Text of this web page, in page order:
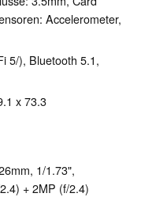
Accelerometer,
5/), Bluetooth 5.1,
x 73.3
1/1.73",
+ 2MP (f/2.4)